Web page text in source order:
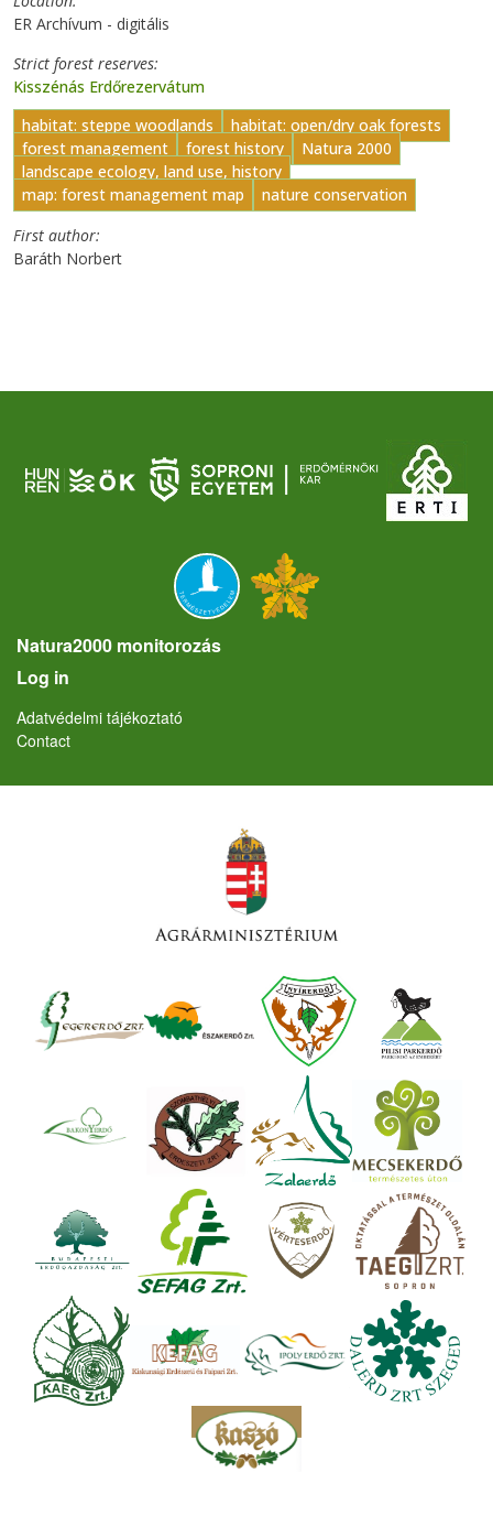
ER Archívum - digitális
Strict forest reserves
Kisszénás Erdőrezervátum
habitat: steppe woodlands
habitat: open/dry oak forests
forest management
forest history
Natura 2000
landscape ecology, land use, history
map: forest management map
nature conservation
First author
Baráth Norbert
Natura2000 monitorozás
User account menu
Log in
Lábléc
Adatvédelmi tájékoztató
Contact